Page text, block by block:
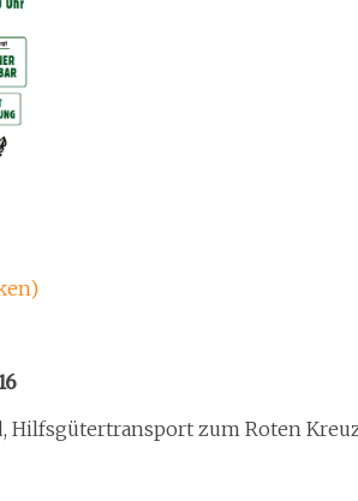
Hilfsgütertransport zum Roten